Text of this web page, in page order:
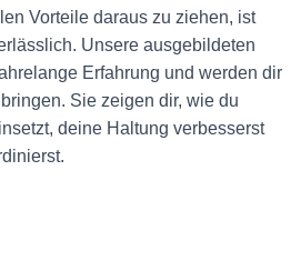
Vorteile daraus zu ziehen, ist
Unsere ausgebildeten
Erfahrung und werden dir
Sie zeigen dir, wie du
deine Haltung verbesserst